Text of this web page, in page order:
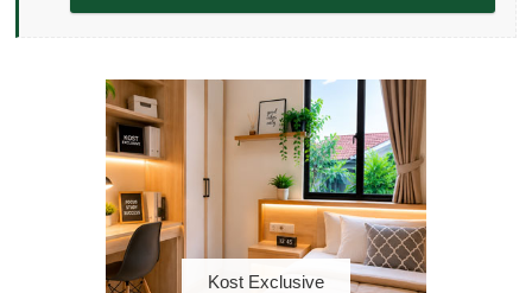
Kost Exclusive